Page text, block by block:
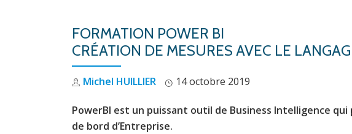
FORMATION POWER BI
CRÉATION DE MESURES AVEC LE
Michel HUILLIER 14 octobre 2019
PowerBI est un puissant outil de Business Intelligence
de bord d’Entreprise.